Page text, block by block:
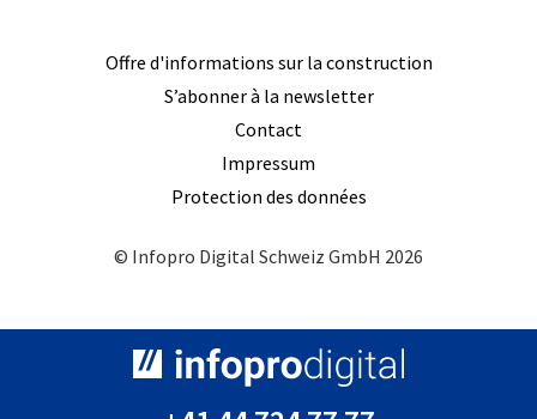
Offre d'informations sur la construction
S’abonner à la newsletter
Contact
Impressum
Protection des données
© Infopro Digital Schweiz GmbH 2026